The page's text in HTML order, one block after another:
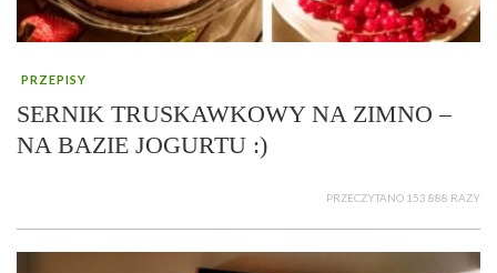
PRZEPISY
SERNIK TRUSKAWKOWY NA ZIMNO –
NA BAZIE JOGURTU :)
PRZECZYTANO 153 888 RAZY